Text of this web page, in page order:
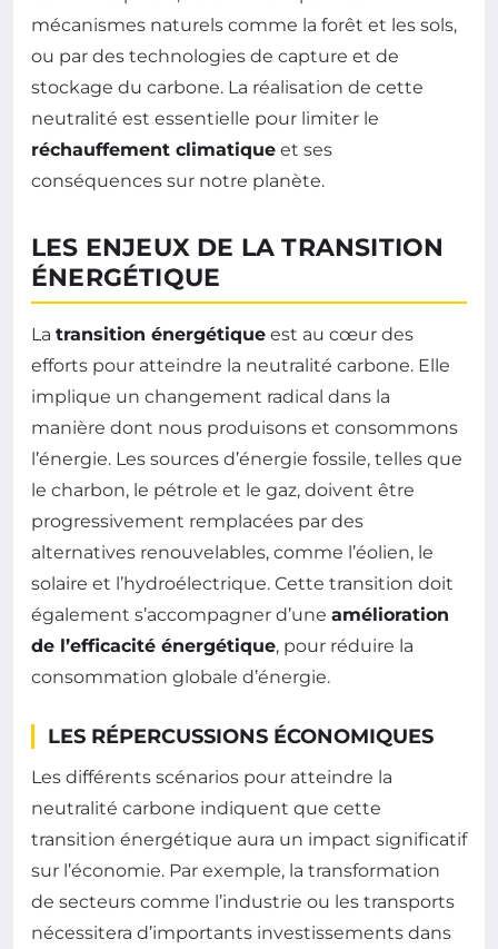
mécanismes naturels comme la forêt et les sols,
ou par des technologies de capture et de
stockage du carbone. La réalisation de cette
neutralité est essentielle pour limiter le
réchauffement climatique et ses
conséquences sur notre planète.
LES ENJEUX DE LA TRANSITION
ÉNERGÉTIQUE
La transition énergétique est au cœur des
efforts pour atteindre la neutralité carbone. Elle
implique un changement radical dans la
manière dont nous produisons et consommons
l’énergie. Les sources d’énergie fossile, telles que
le charbon, le pétrole et le gaz, doivent être
progressivement remplacées par des
alternatives renouvelables, comme l’éolien, le
solaire et l’hydroélectrique. Cette transition doit
également s’accompagner d’une amélioration
de l’efficacité énergétique, pour réduire la
consommation globale d’énergie.
LES RÉPERCUSSIONS ÉCONOMIQUES
Les différents scénarios pour atteindre la
neutralité carbone indiquent que cette
transition énergétique aura un impact significatif
sur l’économie. Par exemple, la transformation
de secteurs comme l’industrie ou les transports
nécessitera d’importants investissements dans